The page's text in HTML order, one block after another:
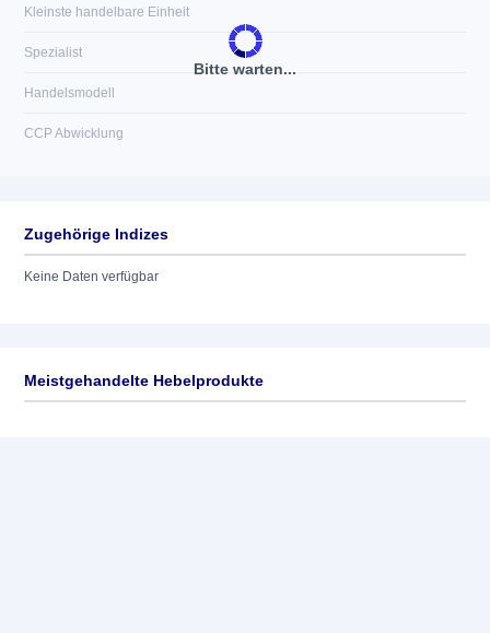
Bitte warten...
Kleinste handelbare Einheit
Spezialist
Handelsmodell
CCP Abwicklung
Zugehörige Indizes
Keine Daten verfügbar
Meistgehandelte Hebelprodukte